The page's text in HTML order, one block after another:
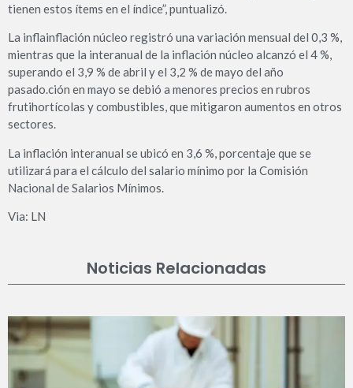
tienen estos ítems en el índice”, puntualizó.
La inflainflación núcleo registró una variación mensual del 0,3 %,
mientras que la interanual de la inflación núcleo alcanzó el 4 %,
superando el 3,9 % de abril y el 3,2 % de mayo del año
pasado.ción en mayo se debió a menores precios en rubros
frutihortícolas y combustibles, que mitigaron aumentos en otros
sectores.
La inflación interanual se ubicó en 3,6 %, porcentaje que se
utilizará para el cálculo del salario mínimo por la Comisión
Nacional de Salarios Mínimos.
Via: LN
Noticias Relacionadas